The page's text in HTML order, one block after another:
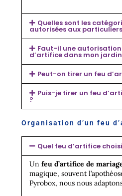
Quelles sont les
autorisées aux
Faut-il une
d’artifice dans mon jardin
Peut-on tirer un feu
Puis-je tirer un feu
?
Organisation d’un feu
Quel feu d’artifice
Un feu d’artifice de
magique, souvent
Pyrobox, nous nous